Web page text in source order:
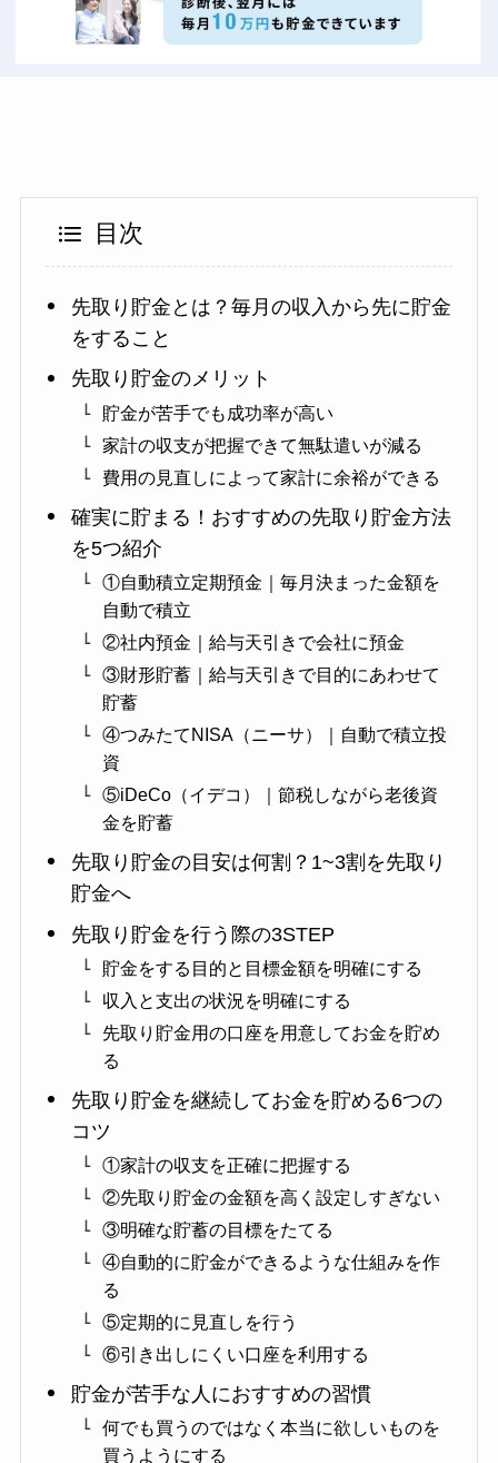
目次
先取り貯金とは？毎月の収入から先に貯金
をすること
先取り貯金のメリット
貯金が苦手でも成功率が高い
家計の収支が把握できて無駄遣いが減る
費用の見直しによって家計に余裕ができる
確実に貯まる！おすすめの先取り貯金方法
を5つ紹介
①自動積立定期預金｜毎月決まった金額を
自動で積立
②社内預金｜給与天引きで会社に預金
③財形貯蓄｜給与天引きで目的にあわせて
貯蓄
④つみたてNISA（ニーサ）｜自動で積立投
資
⑤iDeCo（イデコ）｜節税しながら老後資
金を貯蓄
先取り貯金の目安は何割？1~3割を先取り
貯金へ
先取り貯金を行う際の3STEP
貯金をする目的と目標金額を明確にする
収入と支出の状況を明確にする
先取り貯金用の口座を用意してお金を貯め
る
先取り貯金を継続してお金を貯める6つの
コツ
①家計の収支を正確に把握する
②先取り貯金の金額を高く設定しすぎない
③明確な貯蓄の目標をたてる
④自動的に貯金ができるような仕組みを作
る
⑤定期的に見直しを行う
⑥引き出しにくい口座を利用する
貯金が苦手な人におすすめの習慣
何でも買うのではなく本当に欲しいものを
買うようにする